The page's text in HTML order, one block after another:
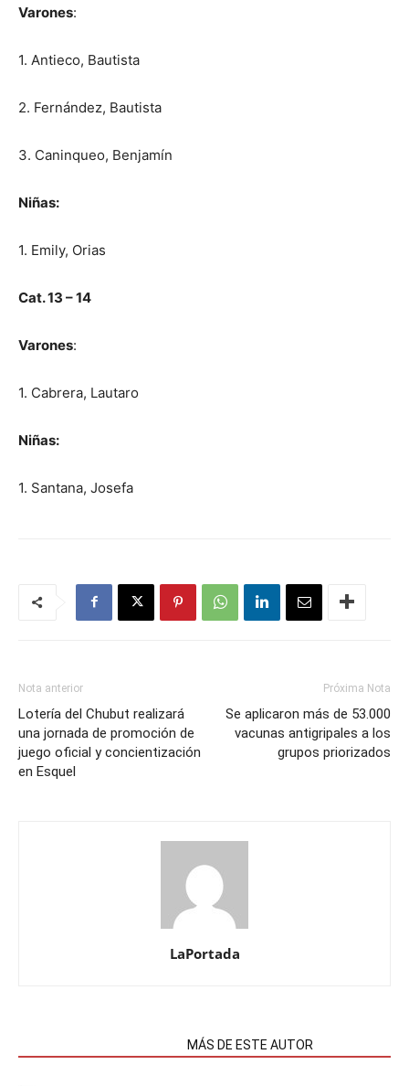
Varones:
1. Antieco, Bautista
2. Fernández, Bautista
3. Caninqueo, Benjamín
Niñas:
1. Emily, Orias
Cat. 13 – 14
Varones:
1. Cabrera, Lautaro
Niñas:
1. Santana, Josefa
Nota anterior
Lotería del Chubut realizará
una jornada de promoción de
juego oficial y concientización
en Esquel
Próxima Nota
Se aplicaron más de 53.000
vacunas antigripales a los
grupos priorizados
LaPortada
MÁS DE ESTE AUTOR